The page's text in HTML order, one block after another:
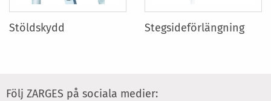
Stöldskydd Stegsideförlängning
Följ ZARGES på sociala medier: